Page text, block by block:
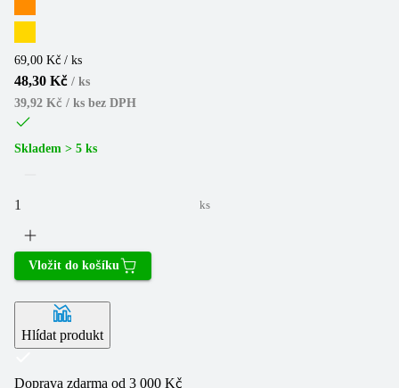
69,00 Kč / ks
48,30 Kč / ks
39,92 Kč / ks bez DPH
Skladem > 5 ks
ks
Vložit do košíku
Hlídat produkt
Doprava zdarma od 3 000 Kč